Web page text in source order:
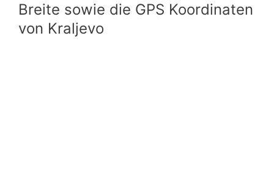
Breite sowie die GPS Koordinaten
von Kraljevo